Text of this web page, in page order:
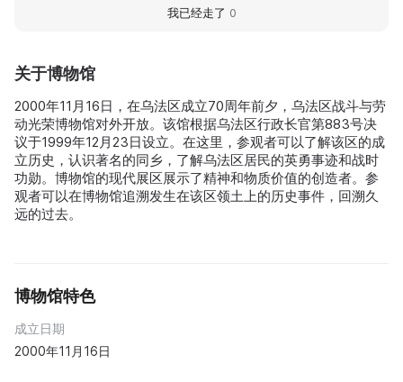
关于博物馆
2000年11月16日，在乌法区成立70周年前夕，乌法区战斗与劳
动光荣博物馆对外开放。该馆根据乌法区行政长官第883号决
议于1999年12月23日设立。在这里，参观者可以了解该区的成
立历史，认识著名的同乡，了解乌法区居民的英勇事迹和战时
功勋。博物馆的现代展区展示了精神和物质价值的创造者。参
观者可以在博物馆追溯发生在该区领土上的历史事件，回溯久
远的过去。
博物馆特色
成立日期
2000年11月16日
我已经走了 0